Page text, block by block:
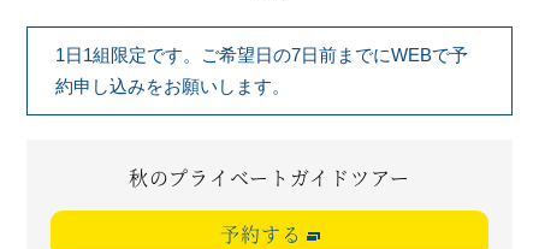
1日1組限定です。ご希望日の7日前までにWEBで予
約申し込みをお願いします。
秋のプライベートガイドツアー
予約する